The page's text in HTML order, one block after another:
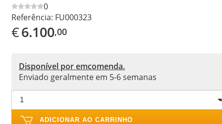
0
Referência: FU000323
€6.100,00
Disponível por emcomenda.
Enviado geralmente em 5-6 semanas
ADICIONAR AO CARRINHO